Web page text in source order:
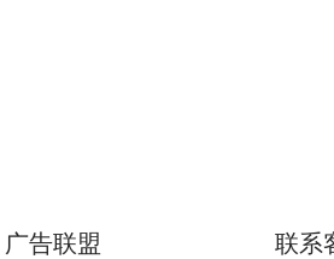
广告联盟 联系